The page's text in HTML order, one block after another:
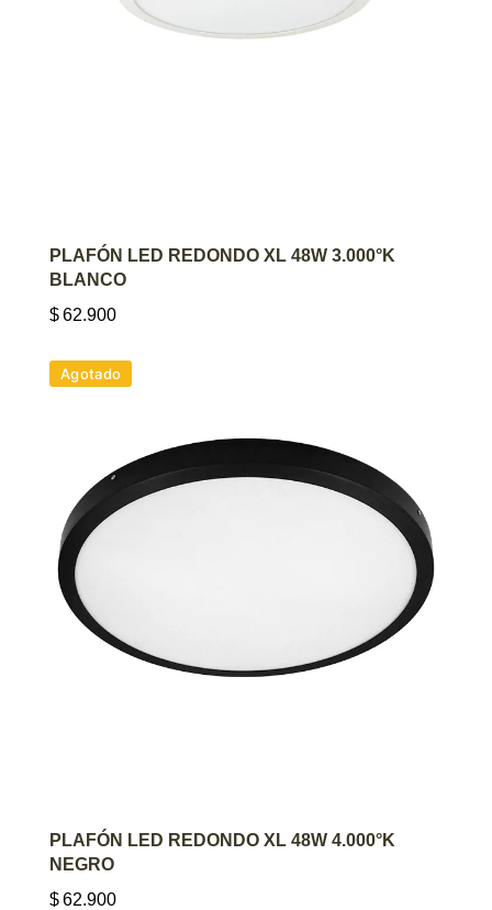
AGREGAR AL CARRITO
PLAFÓN LED REDONDO XL 48W 3.000°K
BLANCO
$62.900
Agotado
AGREGAR AL CARRITO
PLAFÓN LED REDONDO XL 48W 4.000°K
NEGRO
$62.900